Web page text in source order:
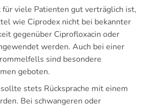
für viele Patienten gut verträglich ist,
wie Ciprodex nicht bei bekannter
gegenüber Ciprofloxacin oder
werden. Auch bei einer
sind besondere
geboten.
stets Rücksprache mit einem
Bei schwangeren oder